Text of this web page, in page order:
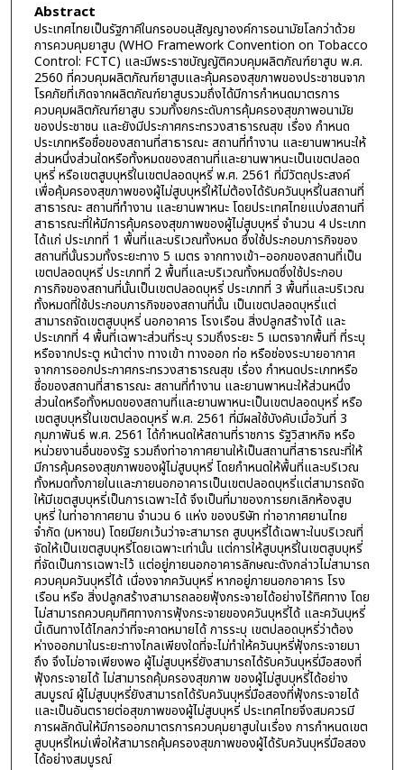
Abstract
ประเทศไทยเป็นรัฐภาคีในกรอบอนุสัญญาองค์การอนามัยโลกว่าด้วย
การควบคุมยาสูบ (WHO Framework Convention on Tobacco
Control: FCTC) และมีพระราชบัญญัติควบคุมผลิตภัณฑ์ยาสูบ พ.ศ.
2560 ที่ควบคุมผลิตภัณฑ์ยาสูบและคุ้มครองสุขภาพของประชาชนจาก
โรคภัยที่เกิดจากผลิตภัณฑ์ยาสูบรวมถึงได้มีการกำหนดมาตรการ
ควบคุมผลิตภัณฑ์ยาสูบ รวมทั้งยกระดับการคุ้มครองสุขภาพอนามัย
ของประชาชน และยังมีประกาศกระทรวงสาธารณสุข เรื่อง กำหนด
ประเภทหรือชื่อของสถานที่สาธารณะ สถานที่ทำงาน และยานพาหนะให้
ส่วนหนึ่งส่วนใดหรือทั้งหมดของสถานที่และยานพาหนะเป็นเขตปลอด
บุหรี่ หรือเขตสูบบุหรี่ในเขตปลอดบุหรี่ พ.ศ. 2561 ที่มีวัตถุประสงค์
เพื่อคุ้มครองสุขภาพของผู้ไม่สูบบุหรี่ให้ไม่ต้องได้รับควันบุหรี่ในสถานที่
สาธารณะ สถานที่ทำงาน และยานพาหนะ โดยประเทศไทยแบ่งสถานที่
สาธารณะที่ให้มีการคุ้มครองสุขภาพของผู้ไม่สูบบุหรี่ จำนวน 4 ประเภท
ได้แก่ ประเภทที่ 1 พื้นที่และบริเวณทั้งหมด ซึ่งใช้ประกอบภารกิจของ
สถานที่นั้นรวมทั้งระยะทาง 5 เมตร จากทางเข้า–ออกของสถานที่เป็น
เขตปลอดบุหรี่ ประเภทที่ 2 พื้นที่และบริเวณทั้งหมดซึ่งใช้ประกอบ
ภารกิจของสถานที่นั้นเป็นเขตปลอดบุหรี่ ประเภทที่ 3 พื้นที่และบริเวณ
ทั้งหมดที่ใช้ประกอบภารกิจของสถานที่นั้น เป็นเขตปลอดบุหรี่แต่
สามารถจัดเขตสูบบุหรี่ นอกอาคาร โรงเรือน สิ่งปลูกสร้างได้ และ
ประเภทที่ 4 พื้นที่เฉพาะส่วนที่ระบุ รวมถึงระยะ 5 เมตรจากพื้นที่ ที่ระบุ
หรือจากประตู หน้าต่าง ทางเข้า ทางออก ท่อ หรือช่องระบายอากาศ
จากการออกประกาศกระทรวงสาธารณสุข เรื่อง กำหนดประเภทหรือ
ชื่อของสถานที่สาธารณะ สถานที่ทำงาน และยานพาหนะให้ส่วนหนึ่ง
ส่วนใดหรือทั้งหมดของสถานที่และยานพาหนะเป็นเขตปลอดบุหรี่ หรือ
เขตสูบบุหรี่ในเขตปลอดบุหรี่ พ.ศ. 2561 ที่มีผลใช้บังคับเมื่อวันที่ 3
กุมภาพันธ์ พ.ศ. 2561 ได้กำหนดให้สถานที่ราชการ รัฐวิสาหกิจ หรือ
หน่วยงานอื่นของรัฐ รวมถึงท่าอากาศยานให้เป็นสถานที่สาธารณะที่ให้
มีการคุ้มครองสุขภาพของผู้ไม่สูบบุหรี่ โดยกำหนดให้พื้นที่และบริเวณ
ทั้งหมดทั้งภายในและภายนอกอาคารเป็นเขตปลอดบุหรี่แต่สามารถจัด
ให้มีเขตสูบบุหรี่เป็นการเฉพาะได้ จึงเป็นที่มาของการยกเลิกห้องสูบ
บุหรี่ ในท่าอากาศยาน จำนวน 6 แห่ง ของบริษัท ท่าอากาศยานไทย
จำกัด (มหาชน) โดยมียกเว้นว่าจะสามารถ สูบบุหรี่ได้เฉพาะในบริเวณที่
จัดให้เป็นเขตสูบบุหรี่โดยเฉพาะเท่านั้น แต่การให้สูบบุหรี่ในเขตสูบบุหรี่
ที่จัดเป็นการเฉพาะไว้ แต่อยู่ภายนอกอาคารลักษณะดังกล่าวไม่สามารถ
ควบคุมควันบุหรี่ได้ เนื่องจากควันบุหรี่ หากอยู่ภายนอกอาคาร โรง
เรือน หรือ สิ่งปลูกสร้างสามารถลอยฟุ้งกระจายได้อย่างไร้ทิศทาง โดย
ไม่สามารถควบคุมทิศทางการฟุ้งกระจายของควันบุหรี่ได้ และควันบุหรี่
นี้เดินทางได้ไกลกว่าที่จะคาดหมายได้ การระบุ เขตปลอดบุหรี่ว่าต้อง
ห่างออกมาในระยะทางไกลเพียงใดที่จะไม่ทำให้ควันบุหรี่ฟุ้งกระจายมา
ถึง จึงไม่อาจเพียงพอ ผู้ไม่สูบบุหรี่ยังสามารถได้รับควันบุหรี่มือสองที่
ฟุ้งกระจายได้ ไม่สามารถคุ้มครองสุขภาพ ของผู้ไม่สูบบุหรี่ได้อย่าง
สมบูรณ์ ผู้ไม่สูบบุหรี่ยังสามารถได้รับควันบุหรี่มือสองที่ฟุ้งกระจายได้
และเป็นอันตรายต่อสุขภาพของผู้ไม่สูบบุหรี่ ประเทศไทยจึงสมควรมี
การผลักดันให้มีการออกมาตรการควบคุมยาสูบในเรื่อง การกำหนดเขต
สูบบุหรี่ใหม่เพื่อให้สามารถคุ้มครองสุขภาพของผู้ได้รับควันบุหรี่มือสอง
ได้อย่างสมบูรณ์